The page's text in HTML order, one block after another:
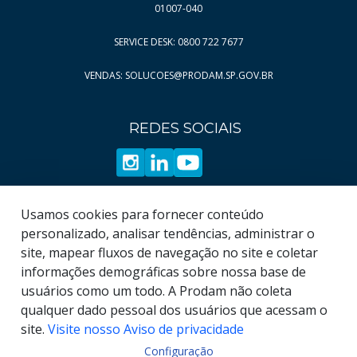
Página
19
01007-040
SERVICE DESK: 0800 722 7677
VENDAS: SOLUCOES@PRODAM.SP.GOV.BR
REDES SOCIAIS
Usamos cookies para fornecer conteúdo
personalizado, analisar tendências, administrar o
site, mapear fluxos de navegação no site e coletar
informações demográficas sobre nossa base de
usuários como um todo. A Prodam não coleta
qualquer dado pessoal dos usuários que acessam o
site. Visite nosso Aviso de privacidade
Configuração